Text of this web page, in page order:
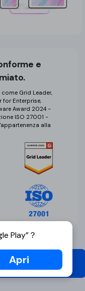
e
Grid Leader,
for Enterprise,
Award 2024 -
ISO 27001 -
alla
Play”？
Apri